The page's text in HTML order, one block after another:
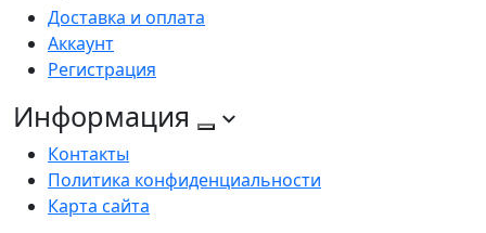
Доставка и оплата
Аккаунт
Регистрация
Информация
Контакты
Политика конфиденциальности
Карта сайта